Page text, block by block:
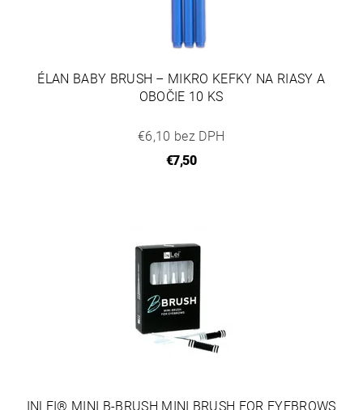
ÉLAN BABY BRUSH – MIKRO KEFKY NA RIASY A
OBOČIE 10 KS
€6,10 bez DPH
€7,50
INLEI® MINI B-BRUSH MINI BRUSH FOR EYEBROWS